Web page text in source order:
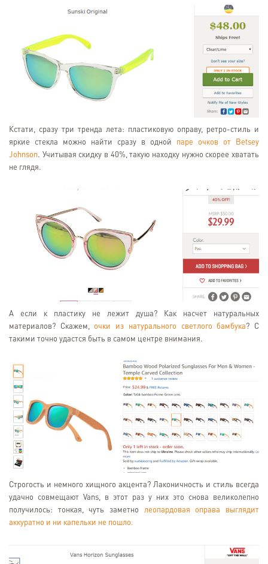
Кстати, сразу три тренда лета: пластиковую оправу, ретро-стиль и
яркие стекла можно найти сразу в одной паре очков от Betsey
Johnson. Учитывая скидку в 40%, такую находку нужно скорее хватать
не глядя.
А если к пластику не лежит душа? Как насчет натуральных
материалов? Скажем,очки из натурального светлого бамбука? С
такими точно удастся быть в самом центре внимания.
Строгость и немного хищного акцента? Лаконичность и стиль всегда
удачно совмещают Vans, в этот раз у них это снова великолепно
получилось: тонкая, чуть заметно леопардовая оправа выглядит
аккуратно и ни капельки не пошло.